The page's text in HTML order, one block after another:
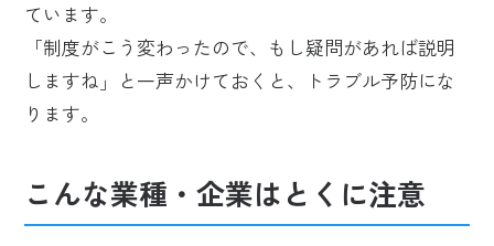
ています。
「制度がこう変わったので、もし疑問があれば説明
しますね」と一声かけておくと、トラブル予防にな
ります。
こんな業種・企業はとくに注意